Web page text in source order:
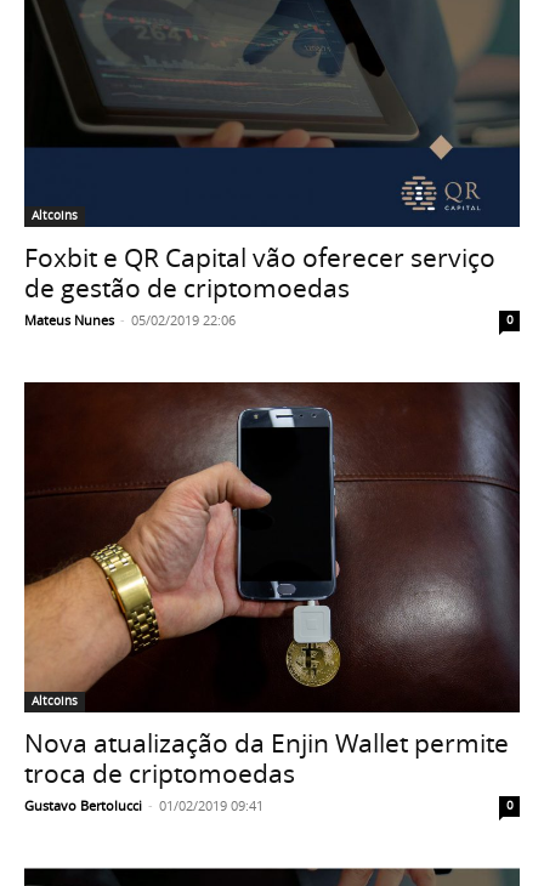
Altcoins
Foxbit e QR Capital vão oferecer serviço
de gestão de criptomoedas
Mateus Nunes - 05/02/2019 22:06 0
Altcoins
Nova atualização da Enjin Wallet permite
troca de criptomoedas
Gustavo Bertolucci - 01/02/2019 09:41 0